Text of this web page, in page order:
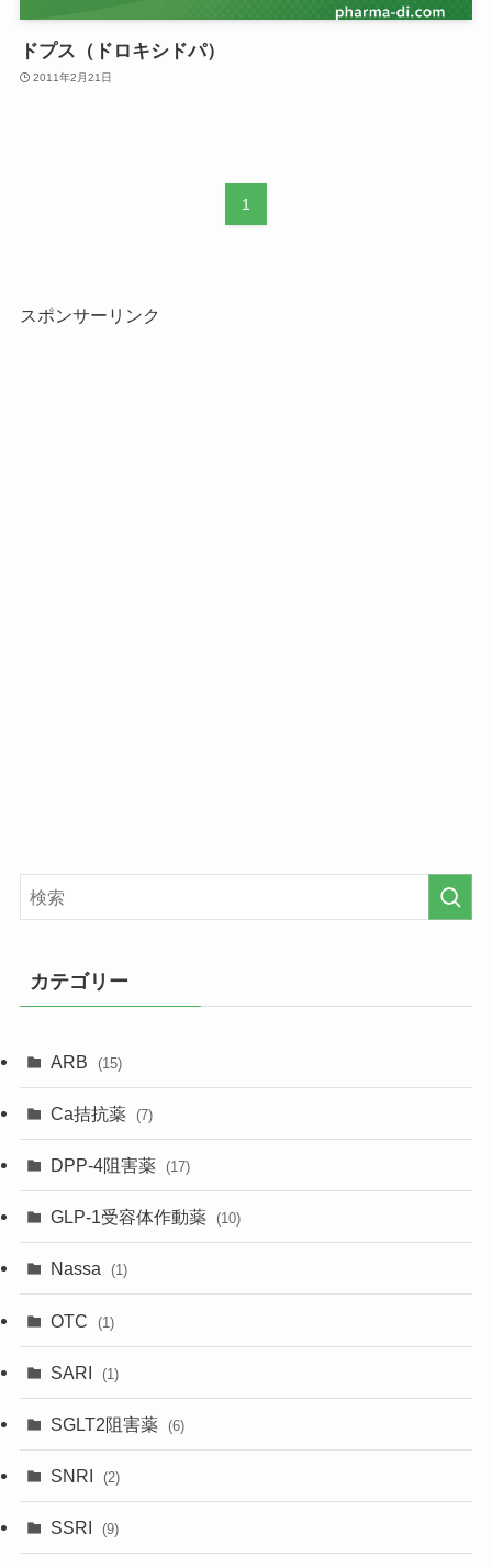
ドプス（ドロキシドパ）
2011年2月21日
1
スポンサーリンク
カテゴリー
ARB (15)
Ca拮抗薬 (7)
DPP-4阻害薬 (17)
GLP-1受容体作動薬 (10)
Nassa (1)
OTC (1)
SARI (1)
SGLT2阻害薬 (6)
SNRI (2)
SSRI (9)